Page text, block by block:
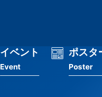
イベント
Event
ポスタ
Poster